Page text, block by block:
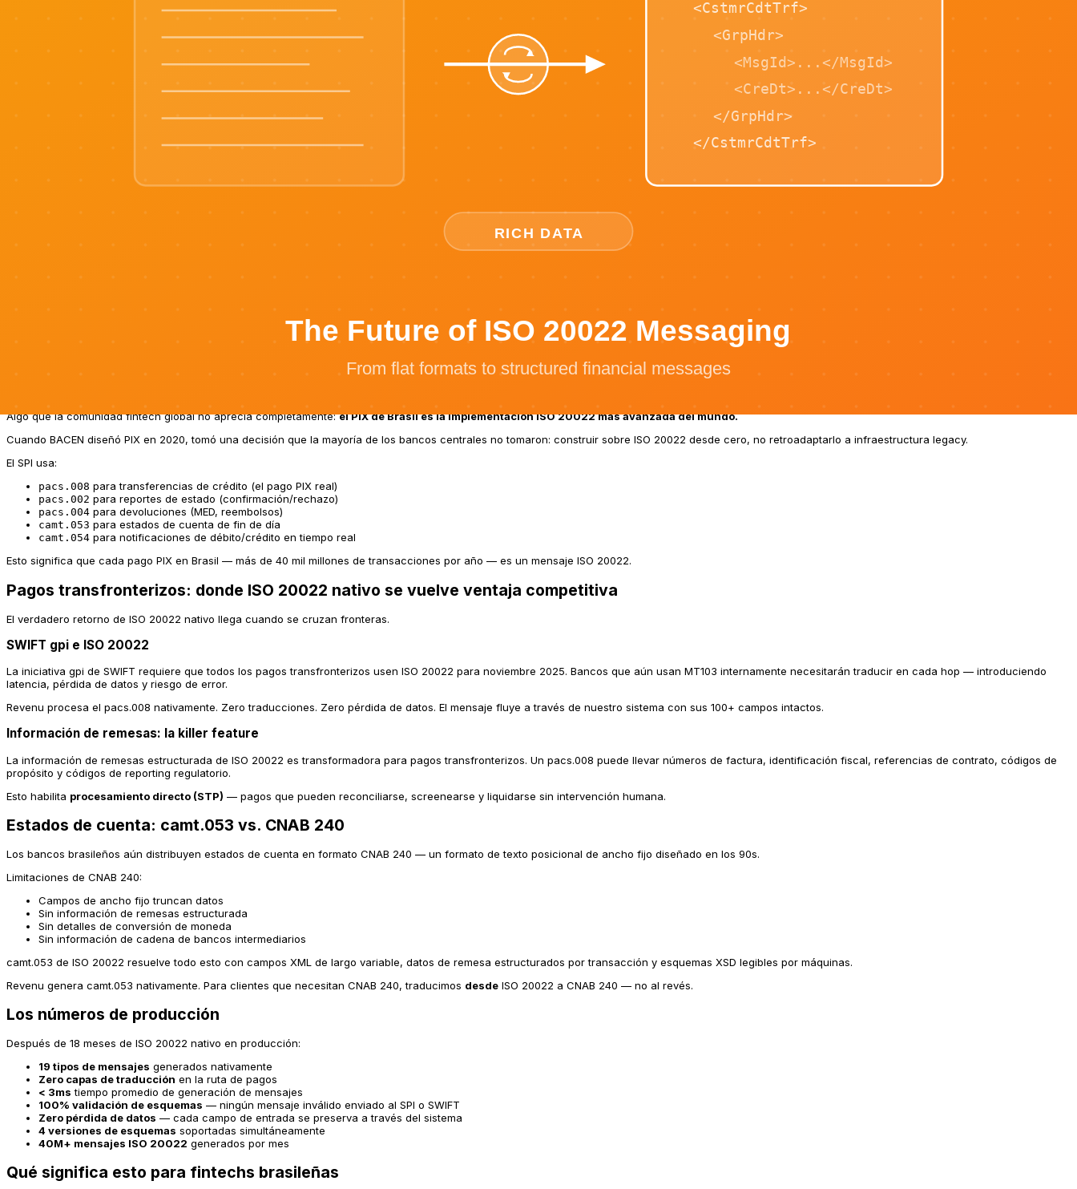
auth.001 — Apertura de solicitud de información
— Respuesta a solicitud de información
Administración (familia admi):
admi.004
— Notificación de evento del sistema
Cada uno de estos tipos de mensajes se genera directamente desde nuestros eventos de dominio. Sin traducción, sin fabricación, sin pérdida de datos.
2.
Evento almacenado:
El evento se persiste en el event store con su payload completo (Event Sourcing)
5.
Manejo de respuesta:
El pacs.002 del SPI se recibe, se parsea nativamente y se almacena como evento de dominio
El asiento contable se crea desde el mismo evento, con referencias ISO 20022 embebidas
Algo que la comunidad fintech global no aprecia completamente:el PIX de Brasil es la implementación ISO 20022 más avanzada del mundo.
Cuando BACEN diseñó PIX en 2020, tomó una decisión que la mayoría de los bancos centrales no tomaron: construir sobre ISO 20022 desde cero, no retroadaptarlo a infraestructura legacy.
El SPI usa:
pacs.008 para transferencias de crédito (el pago PIX real)
pacs.002 para reportes de estado (confirmación/rechazo)
pacs.004 para devoluciones (MED, reembolsos)
camt.053 para estados de cuenta de fin de día
camt.054 para notificaciones de débito/crédito en tiempo real
Esto significa que cada pago PIX en Brasil — más de 40 mil millones de transacciones por año — es un mensaje ISO 20022.
Pagos transfronterizos: donde ISO 20022 nativo se vuelve ventaja competitiva
El verdadero retorno de ISO 20022 nativo llega cuando se cruzan fronteras.
SWIFT gpi e ISO 20022
La iniciativa gpi de SWIFT requiere que todos los pagos transfronterizos usen ISO 20022 para noviembre 2025. Bancos que aún usan MT103 internamente necesitarán traducir en cada hop — introduciendo
latencia, pérdida de datos y riesgo de error.
Revenu procesa el pacs.008 nativamente. Zero traducciones. Zero pérdida de datos. El mensaje fluye a través de nuestro sistema con sus 100+ campos intactos.
Información de remesas: la killer feature
La información de remesas estructurada de ISO 20022 es transformadora para pagos transfronterizos. Un pacs.008 puede llevar números de factura, identificación fiscal, referencias de contrato, códigos de
propósito y códigos de reporting regulatorio.
Esto habilita procesamiento directo (STP) — pagos que pueden reconciliarse, screenearse y liquidarse sin intervención humana.
Estados de cuenta: camt.053 vs. CNAB 240
Los bancos brasileños aún distribuyen estados de cuenta en formato CNAB 240 — un formato de texto posicional de ancho fijo diseñado en los 90s.
Limitaciones de CNAB 240:
Campos de ancho fijo truncan datos
Sin información de remesas estructurada
Sin detalles de conversión de moneda
Sin información de cadena de bancos intermediarios
camt.053 de ISO 20022 resuelve todo esto con campos XML de largo variable, datos de remesa estructurados por transacción y esquemas XSD legibles por máquinas.
Revenu genera camt.053 nativamente. Para clientes que necesitan CNAB 240, traducimos desde ISO 20022 a CNAB 240 — no al revés.
Los números de producción
Después de 18 meses de ISO 20022 nativo en producción:
19 tipos de mensajes generados nativamente
Zero capas de traducción en la ruta de pagos
< 3ms tiempo promedio de generación de mensajes
100% validación de esquemas — ningún mensaje inválido enviado al SPI o SWIFT
Zero pérdida de datos — cada campo de entrada se preserva a través del sistema
4 versiones de esquemas soportadas simultáneamente
40M+ mensajes ISO 20022 generados por mes
Qué significa esto para fintechs brasileñas